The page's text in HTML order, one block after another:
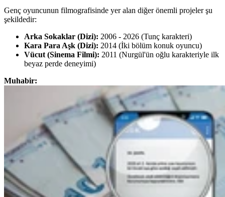
Genç oyuncunun filmografisinde yer alan diğer önemli projeler şu
şekildedir:
Arka Sokaklar (Dizi): 2006 - 2026 (Tunç karakteri)
Kara Para Aşk (Dizi): 2014 (İki bölüm konuk oyuncu)
Vücut (Sinema Filmi): 2011 (Nurgül'ün oğlu karakteriyle ilk
beyaz perde deneyimi)
Muhabir: